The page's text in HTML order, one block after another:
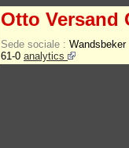
Otto Versand
Sede sociale :
61-0 analytics